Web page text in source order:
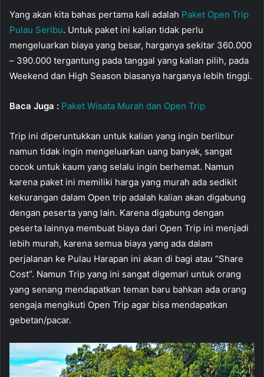
Yang akan kita bahas pertama kali adalah Paket Open Trip
Pulau Seribu. Untuk paket ini kalian tidak perlu
mengeluarkan biaya yang besar, harganya sekitar 360.000
– 390.000 tergantung pada tanggal yang kalian pilih, pada
Weekend dan High Season biasanya harganya lebih tinggi.
Baca Juga : Paket Wisata Murah dan Open Trip
Trip ini diperuntukkan untuk kalian yang ingin berlibur
namun tidak ingin mengeluarkan uang banyak, sangat
cocok untuk kaum yang selalu ingin berhemat. Namun
karena paket ini memiliki harga yang murah ada sedikit
kekurangan dalam Open trip adalah kalian akan digabung
dengan peserta yang lain. Karena digabung dengan
peserta lainnya membuat biaya dari Open Trip ini menjadi
lebih murah, karena semua biaya yang ada dalam
perjalanan ke Pulau Harapan ini akan di bagi atau “Share
Cost”. Namun Trip yang ini sangat digemari untuk orang
yang senang mendapatkan teman baru bahkan ada orang
sengaja mengikuti Open Trip agar bisa mendapatkan
gebetan/pacar.